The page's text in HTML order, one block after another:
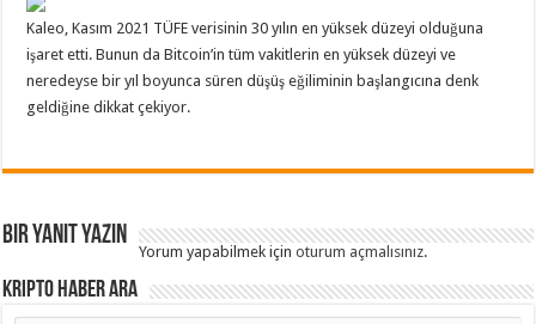
Kaleo, Kasım 2021 TÜFE verisinin 30 yılın en yüksek düzeyi olduğuna
işaret etti. Bunun da Bitcoin’in tüm vakitlerin en yüksek düzeyi ve
neredeyse bir yıl boyunca süren düşüş eğiliminin başlangıcına denk
geldiğine dikkat çekiyor.
Bir yanıt yazın
Yorum yapabilmek içinoturum açmalısınız.
Kripto Haber ARA